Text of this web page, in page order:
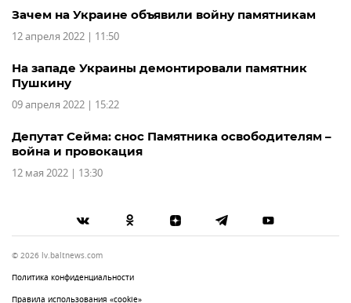
Зачем на Украине объявили войну памятникам
12 апреля 2022 | 11:50
На западе Украины демонтировали памятник
Пушкину
09 апреля 2022 | 15:22
Депутат Сейма: снос Памятника освободителям –
война и провокация
12 мая 2022 | 13:30
© 2026 lv.baltnews.com
Политика конфиденциальности
Правила использования «cookie»